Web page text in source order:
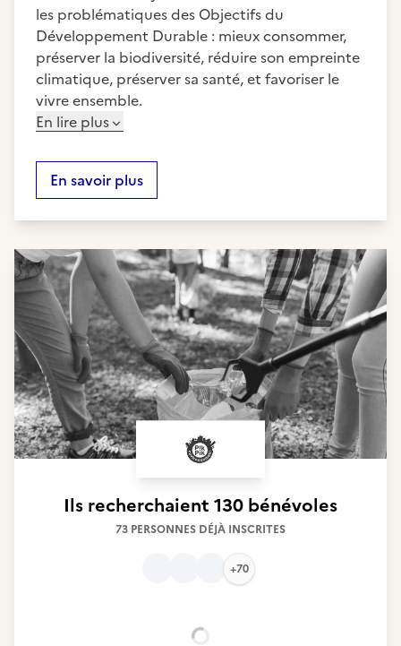
les problématiques des Objectifs du
Développement Durable : mieux consommer,
préserver la biodiversité, réduire son empreinte
climatique, préserver sa santé, et favoriser le
vivre ensemble.
En lire plus
En savoir plus
Ils recherchaient 130 bénévoles
73 PERSONNES DÉJÀ INSCRITES
+70